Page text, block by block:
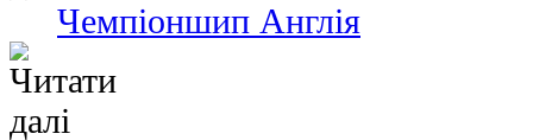
Чемпіоншип Англія